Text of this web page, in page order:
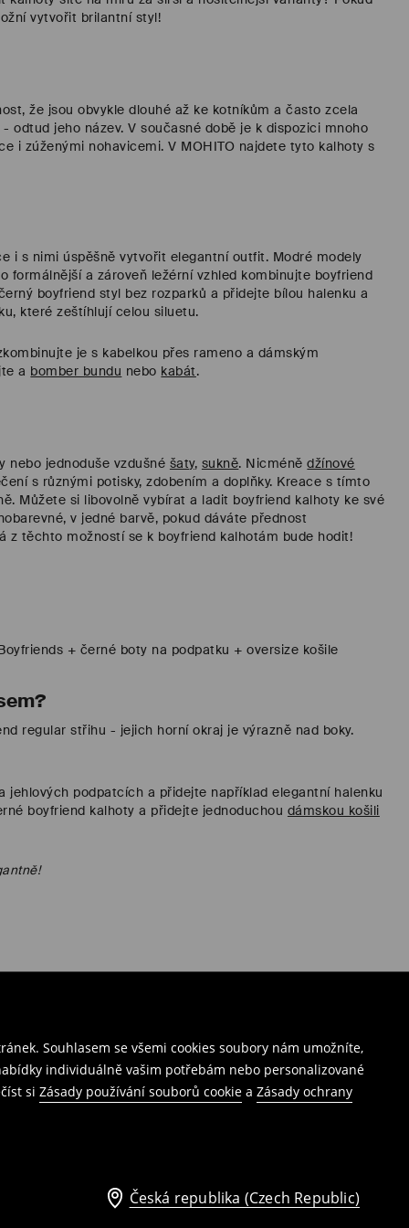
Souhlasem se všemi cookies soubory nám umožníte,
individuálně vašim potřebám nebo personalizované
si Zásady používání souborů cookie a Zásady ochrany
Česká republika (Czech Republic)
vytvořit brilantní styl!
že jsou obvykle dlouhé až ke kotníkům a často zcela
odtud jeho název. V současné době je k dispozici mnoho
i zúženými nohavicemi. V MOHITO najdete tyto kalhoty s
i s nimi úspěšně vytvořit elegantní outfit. Modré modely
formálnější a zároveň ležérní vzhled kombinujte boyfriend
boyfriend styl bez rozparků a přidejte bílou halenku a
které zeštíhlují celou siluetu.
je s kabelkou přes rameno a dámským
a bomber bundu nebo kabát.
nebo jednoduše vzdušné šaty, sukně. Nicménědžínové
s různými potisky, zdobením a doplňky. Kreace s tímto
Můžete si libovolně vybírat a ladit boyfriend kalhoty ke své
v jedné barvě, pokud dáváte přednost
z těchto možností se k boyfriend kalhotám bude hodit!
+ černé boty na podpatku + oversize košile
regular střihu - jejich horní okraj je výrazně nad boky.
podpatcích a přidejte například elegantní halenku
boyfriend kalhoty a přidejte jednoduchou dámskou košili